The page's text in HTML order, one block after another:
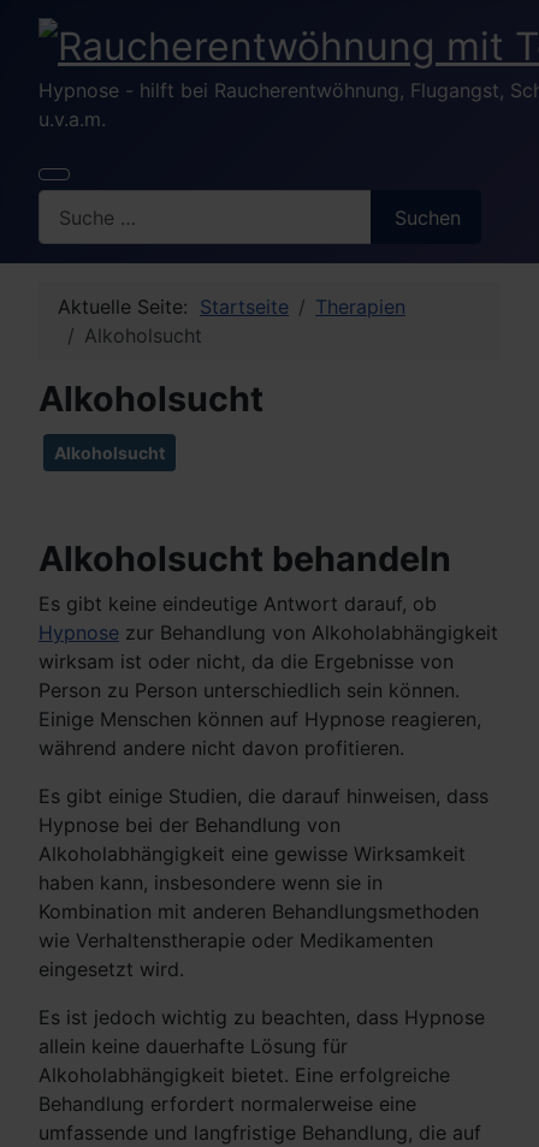
Hypnose - hilft bei Raucherentwöhnung, Flugangst,
u.v.a.m.
Suchen
Aktuelle Seite: Startseite
Therapien
Alkoholsucht
Alkoholsucht
Alkoholsucht
Alkoholsucht behandeln
Es gibt keine eindeutige Antwort darauf, ob
Hypnose zur Behandlung von Alkoholabhängigkeit
wirksam ist oder nicht, da die Ergebnisse von
Person zu Person unterschiedlich sein können.
Einige Menschen können auf Hypnose reagieren,
während andere nicht davon profitieren.
Es gibt einige Studien, die darauf hinweisen, dass
Hypnose bei der Behandlung von
Alkoholabhängigkeit eine gewisse Wirksamkeit
haben kann, insbesondere wenn sie in
Kombination mit anderen Behandlungsmethoden
wie Verhaltenstherapie oder Medikamenten
eingesetzt wird.
Es ist jedoch wichtig zu beachten, dass Hypnose
allein keine dauerhafte Lösung für
Alkoholabhängigkeit bietet. Eine erfolgreiche
Behandlung erfordert normalerweise eine
umfassende und langfristige Behandlung, die auf